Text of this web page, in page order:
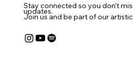
Stay connected so you don’t
updates.
Join us and be part of our